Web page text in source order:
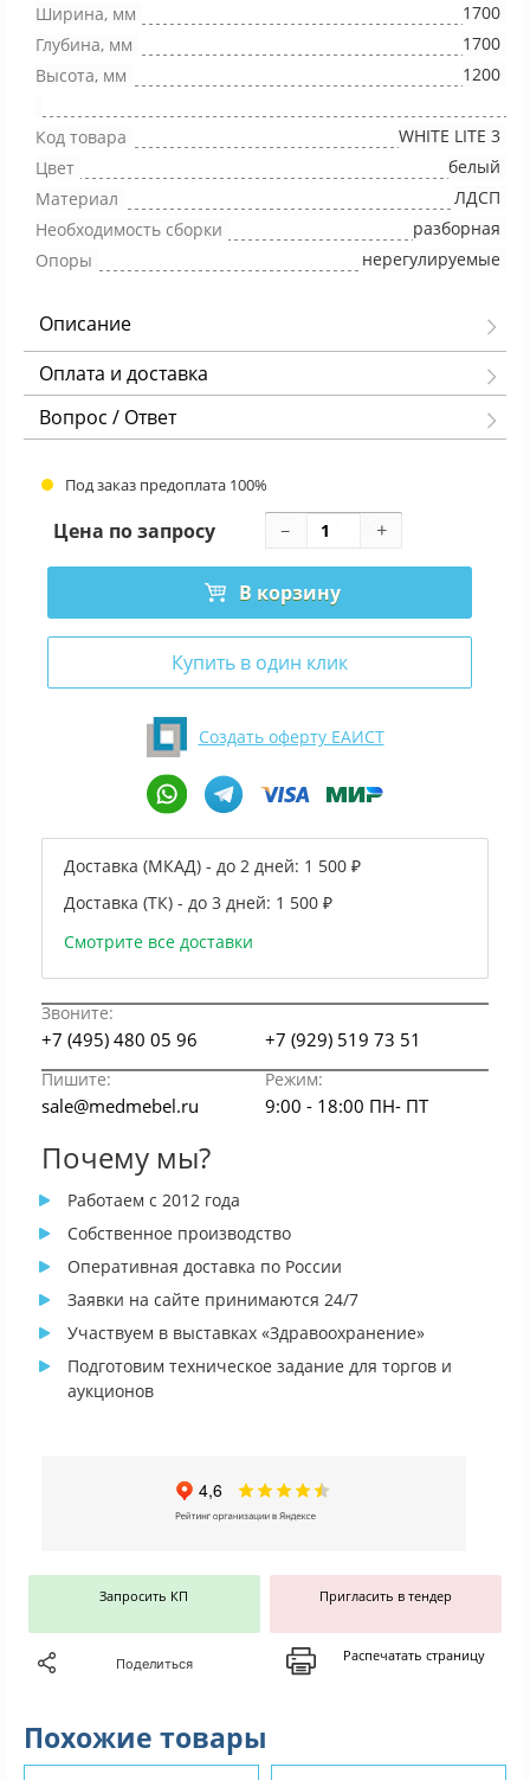
Ширина, мм
1700
Глубина, мм
1700
Высота, мм
1200
Код товара
WHITE LITE 3
Цвет
белый
Материал
ЛДСП
Необходимость сборки
разборная
Опоры
нерегулируемые
Описание
Оплата и доставка
Вопрос / Ответ
Под заказ предоплата 100%
Цена по запросу
В корзину
Купить в один клик
Создать оферту ЕАИСТ
Доставка (МКАД) - до 2 дней: 1 500 ₽
Доставка (ТК) - до 3 дней: 1 500 ₽
Смотрите все доставки
Звоните:
+7 (495) 480 05 96 +7 (929) 519 73 51
Пишите: Режим:
sale@medmebel.ru 9:00 - 18:00 ПН- ПТ
Почему мы?
Работаем с 2012 года
Собственное производство
Оперативная доставка по России
Заявки на сайте принимаются 24/7
Участвуем в выставках «Здравоохранение»
Подготовим техническое задание для торгов и
аукционов
Запросить КП Пригласить в тендер
Поделиться Распечатать страницу
Похожие товары